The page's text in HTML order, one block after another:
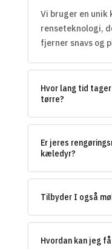
Vi bruger en unik
renseteknologi,
fjerner snavs og
Hvor lang tid
tørre?
Er jeres
kæledyr?
Tilbyder I også
Hvordan kan jeg